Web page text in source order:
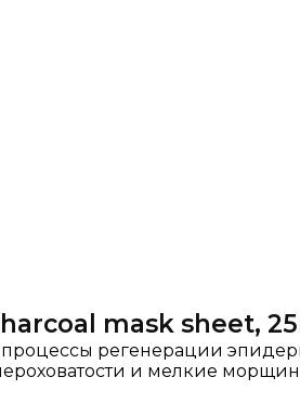
mask sheet,
процессы регенерации
и мелкие